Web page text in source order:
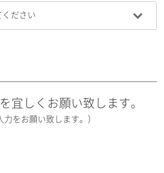
宜しくお願い致します。
力をお願い致します。）